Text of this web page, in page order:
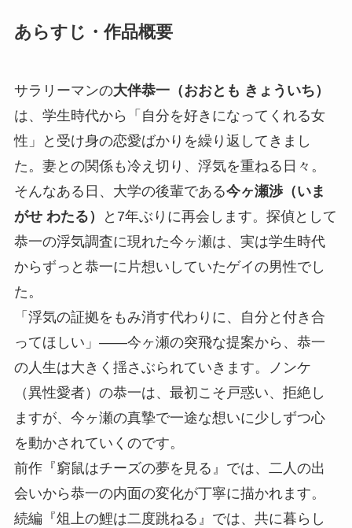
あらすじ・作品概要
サラリーマンの大伴恭一（おおとも きょういち）
は、学生時代から「自分を好きになってくれる女
性」と受け身の恋愛ばかりを繰り返してきまし
た。妻との関係も冷え切り、浮気を重ねる日々。
そんなある日、大学の後輩である今ヶ瀬渉（いま
がせ わたる）
と7年ぶりに再会します。探偵として
恭一の浮気調査に現れた今ヶ瀬は、実は学生時代
からずっと恭一に片想いしていたゲイの男性でし
た。
「浮気の証拠をもみ消す代わりに、自分と付き合
ってほしい」——今ヶ瀬の突飛な提案から、恭一
の人生は大きく揺さぶられていきます。ノンケ
（異性愛者）の恭一は、最初こそ戸惑い、拒絶し
ますが、今ヶ瀬の真摯で一途な想いに少しずつ心
を動かされていくのです。
前作『窮鼠はチーズの夢を見る』では、二人の出
会いから恭一の内面の変化が丁寧に描かれます。
続編『俎上の鯉は二度跳ねる』では、共に暮らし